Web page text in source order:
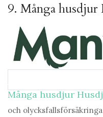
9. Många
Många husdjur
och